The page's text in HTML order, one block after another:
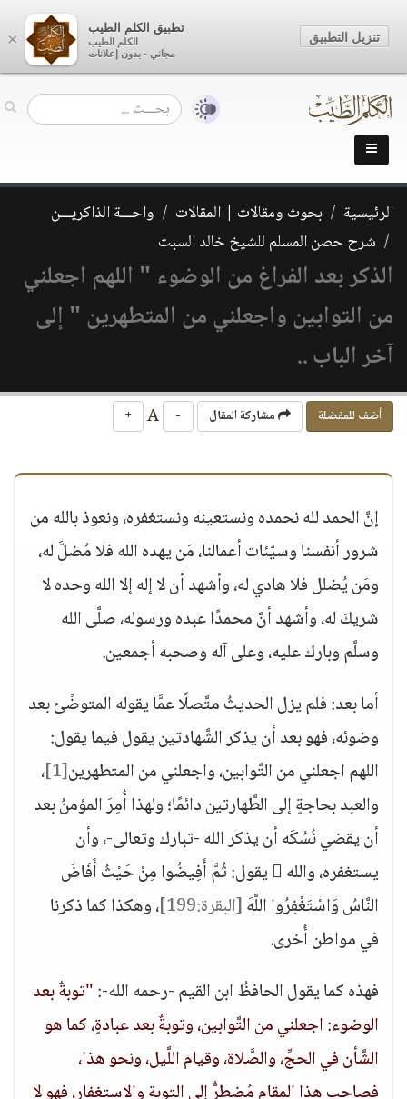
الرئيسية بحوث ومقالات | المقالات
واحـــة الذاكريـــن
شرح حصن المسلم للشيخ خالد السبت
الذكر بعد الفراغ من الوضوء " اللهم اجعلني
من التوابين واجعلني من المتطهرين " إلى
آخر الباب ‏..
أضف للمفضلة مشاركة المقال -
+
إنَّ الحمد لله نحمده ونستعينه ونستغفره، ونعوذ بالله من
شرور أنفسنا وسيّئات أعمالنا، مَن يهده الله فلا مُضلَّ له،
ومَن يُضلل فلا هادي له، وأشهد أن لا إله إلا الله وحده لا
شريكَ له، وأشهد أنَّ محمدًا عبده ورسوله، صلَّى الله
وسلَّم وبارك عليه، وعلى آله وصحبه أجمعين.
أما بعد: فلم يزل الحديثُ متَّصلًا عمَّا يقوله المتوضِّئ بعد
وضوئه، فهو بعد أن يذكر الشَّهادتين يقول فيما يقول:
اللهم اجعلني من التَّوابين، واجعلني من المتطهرين[1] ،
والعبد بحاجةٍ إلى الطَّهارتين دائمًا؛ ولهذا أُمِرَ المؤمنُ بعد
أن يقضي نُسُكَه أن يذكر الله -تبارك وتعالى-، وأن
يستغفره، والله  يقول: ثُمَّ أَفِيضُوا مِنْ حَيْثُ أَفَاضَ
النَّاسُ وَاسْتَغْفِرُوا اللَّهَ[البقرة:199]
، وهكذا كما ذكرنا
في مواطن أُخرى.
فهذه كما يقول الحافظُ ابن القيم -رحمه الله-:"توبةٌ بعد
الوضوء: اجعلني من التَّوابين، وتوبةٌ بعد عبادةٍ، كما هو
الشَّأن في الحجِّ، والصَّلاة، وقيام اللَّيل، ونحو هذا،
×
تطبيق الكلم الطيب
الكلم الطيب
مجاني - بدون إعلانات
تنزيل التطبيق